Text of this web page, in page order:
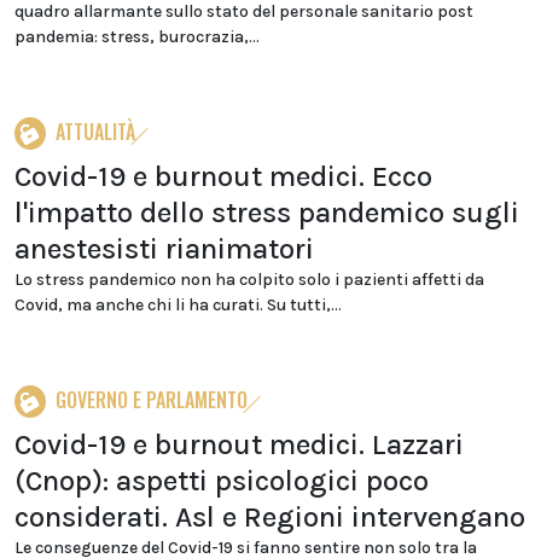
quadro allarmante sullo stato del personale sanitario post
pandemia: stress, burocrazia,...
ATTUALITÀ
Covid-19 e burnout medici. Ecco
l'impatto dello stress pandemico sugli
anestesisti rianimatori
Lo stress pandemico non ha colpito solo i pazienti affetti da
Covid, ma anche chi li ha curati. Su tutti,...
GOVERNO E PARLAMENTO
Covid-19 e burnout medici. Lazzari
(Cnop): aspetti psicologici poco
considerati. Asl e Regioni intervengano
Le conseguenze del Covid-19 si fanno sentire non solo tra la